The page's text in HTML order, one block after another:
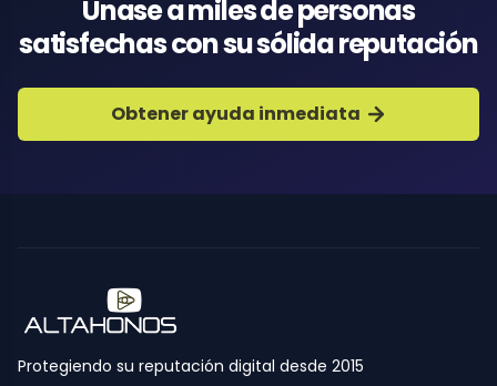
Únase a miles de personas
satisfechas con su sólida reputación
Obtener ayuda inmediata
Protegiendo su reputación digital desde 2015